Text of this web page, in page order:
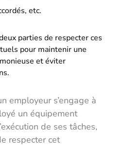
etc.
parties de respecter ces
pour maintenir une
et éviter
employeur s’engage à
un équipement
de ses tâches,
respecter cet